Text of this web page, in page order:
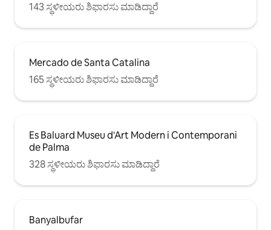
143 ಸ್ಥಳೀಯರು ಶಿಫಾರಸು ಮಾಡಿದ್ದಾರೆ
Mercado de Santa Catalina
165 ಸ್ಥಳೀಯರು ಶಿಫಾರಸು ಮಾಡಿದ್ದಾರೆ
Es Baluard Museu d'Art Modern i Contemporani
de Palma
328 ಸ್ಥಳೀಯರು ಶಿಫಾರಸು ಮಾಡಿದ್ದಾರೆ
Banyalbufar